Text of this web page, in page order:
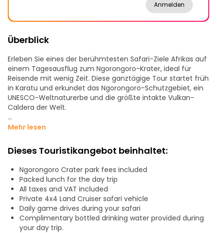
Anmelden
Überblick
Erleben Sie eines der berühmtesten Safari-Ziele Afrikas auf
einem Tagesausflug zum Ngorongoro-Krater, ideal für
Reisende mit wenig Zeit. Diese ganztägige Tour startet früh
in Karatu und erkundet das Ngorongoro-Schutzgebiet, ein
UNESCO-Weltnaturerbe und die größte intakte Vulkan-
Caldera der Welt.
Steigen Sie über 600 Meter in den Krater hinab, um eine
den Magadi-See zu unternehmen. Die dichte Tierwelt des
Kraters bietet ausgezeichnete Chancen, die "Big Five" zu
sehen, einschließlich des seltenen Spitzmaulnashorns,
sowie Flusspferde, Zebras, Gnus, Hyänen und Flamingos.
Genießen Sie ein Picknick-Mittagessen im Krater, oft in der
Nähe eines Flusspferdbeckens, bevor Sie am Nachmittag
aufsteigen und mit unvergesslichen Erinnerungen an die
natürliche Schönheit Tansanias nach Karatu zurückkehren.
Mehr lesen
Dieses Touristikangebot beinhaltet:
Ngorongoro Crater park fees included
Packed lunch for the day trip
All taxes and VAT included
Private 4x4 Land Cruiser safari vehicle
Daily game drives during your safari
Complimentary bottled drinking water provided during
your day trip.